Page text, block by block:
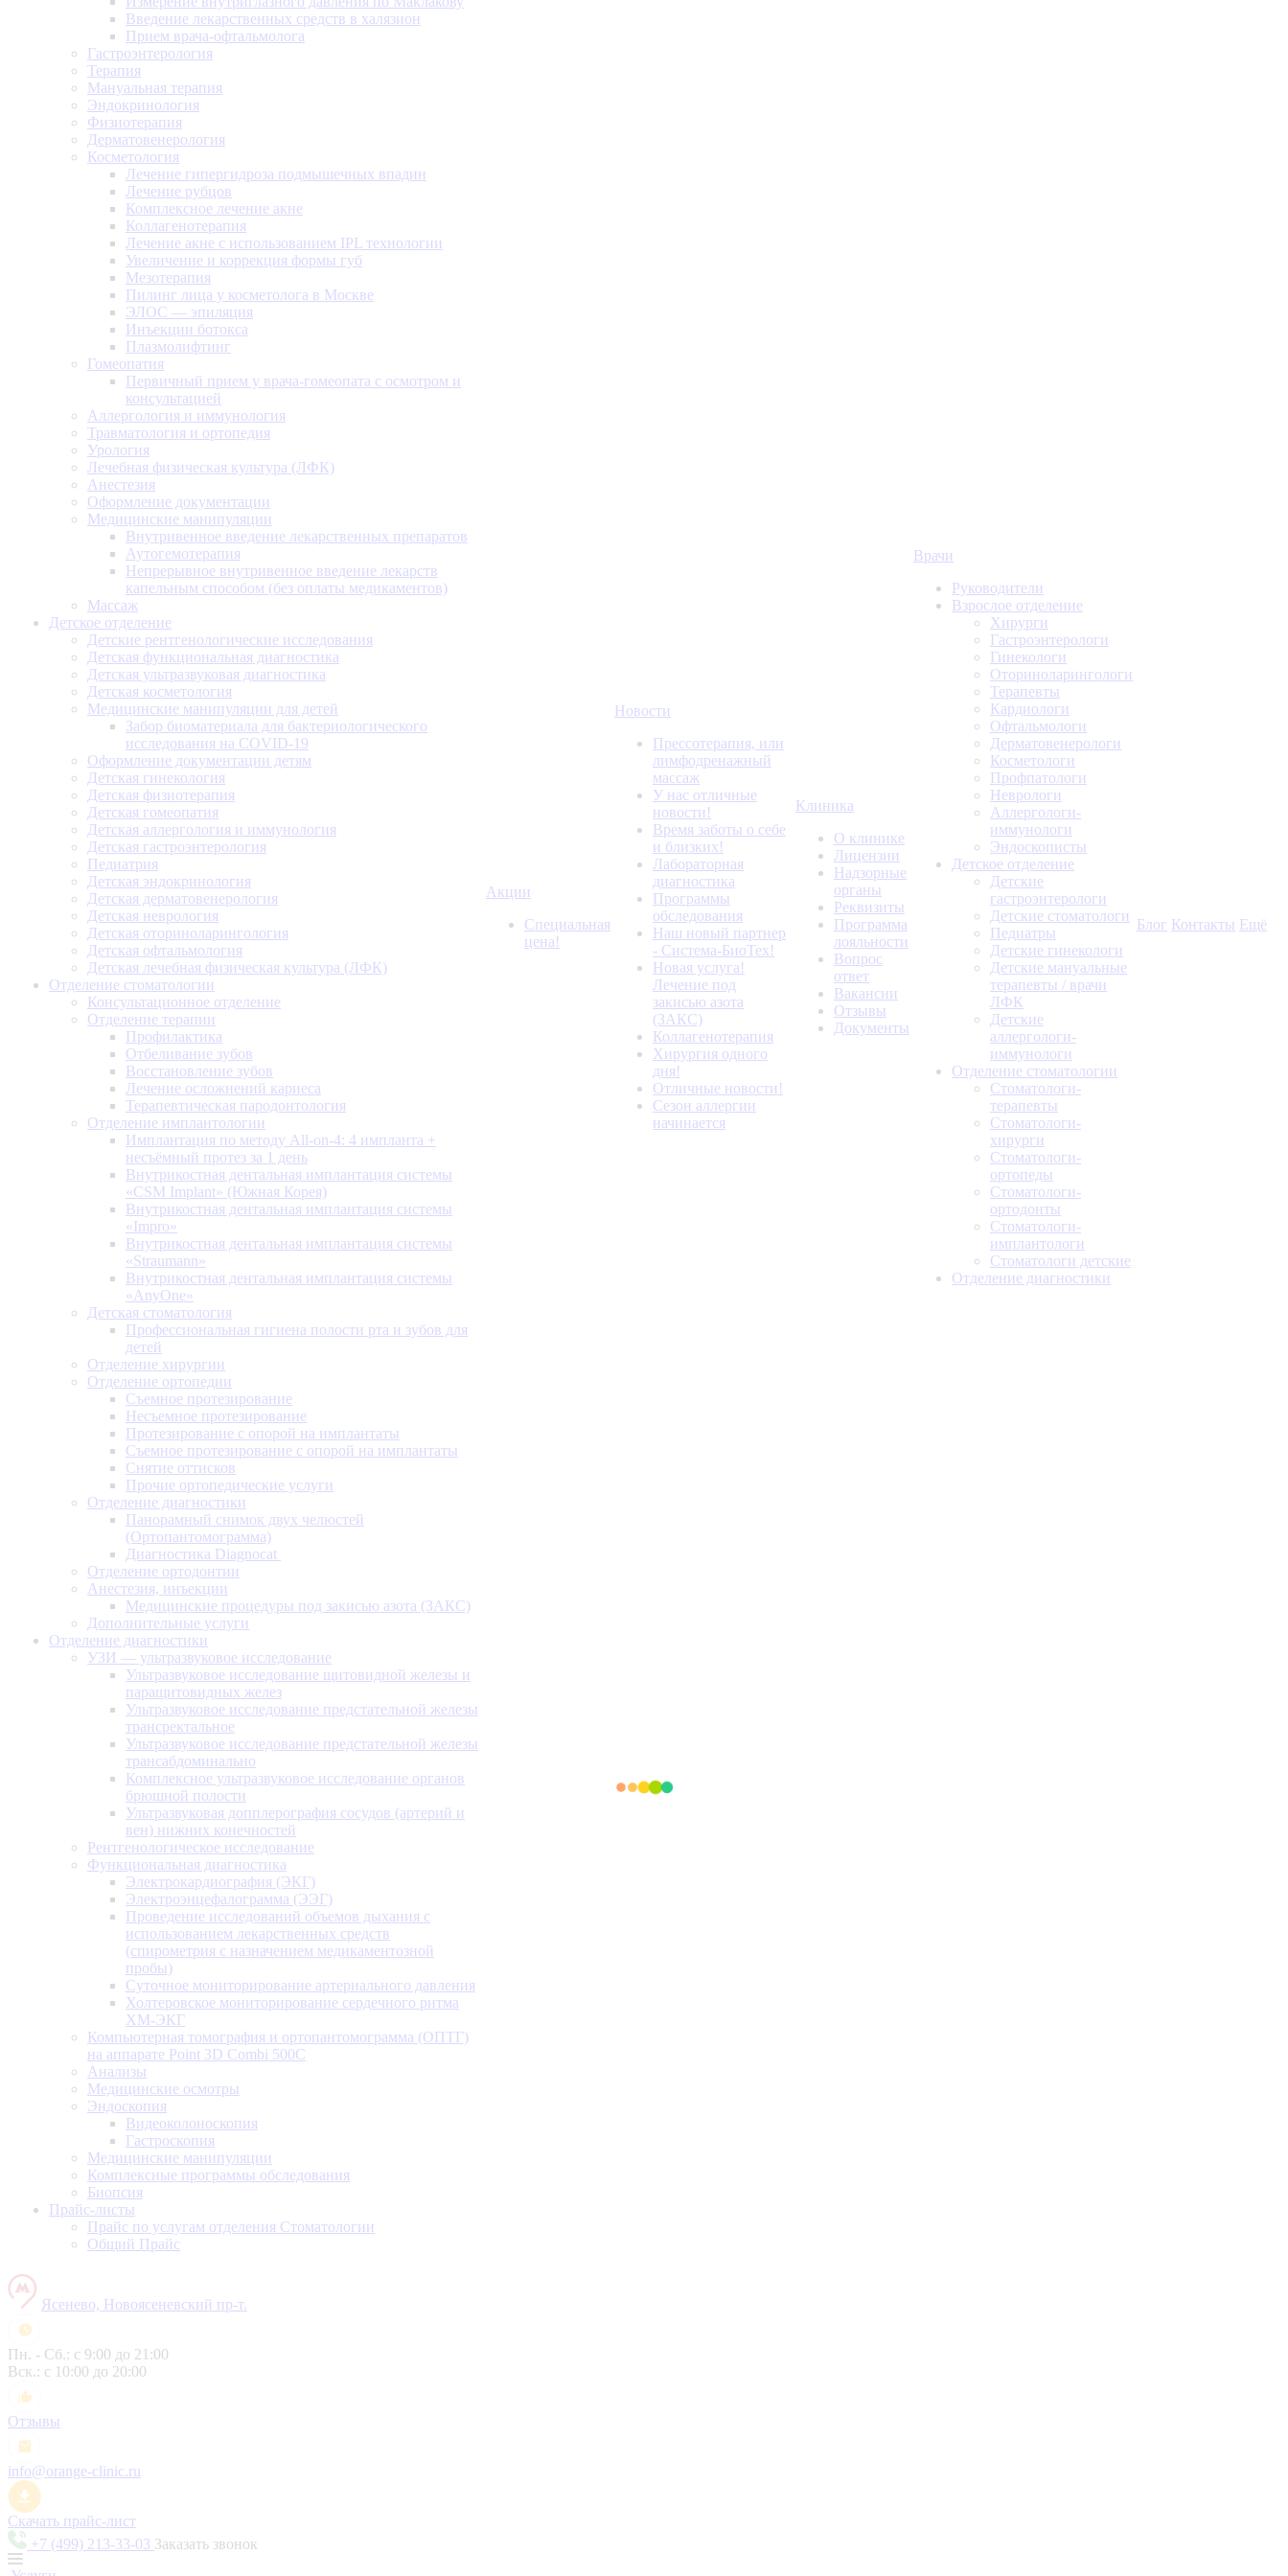
Введение лекарственных средств в халязион
Прием врача-офтальмолога
Гастроэнтерология
Терапия
Мануальная терапия
Эндокринология
Физиотерапия
Дерматовенерология
Косметология
Лечение гипергидроза подмышечных впадин
Лечение рубцов
Комплексное лечение акне
Коллагенотерапия
Лечение акне с использованием IPL технологии
Увеличение и коррекция формы губ
Мезотерапия
Пилинг лица у косметолога в Москве
ЭЛОС — эпиляция
Инъекции ботокса
Плазмолифтинг
Гомеопатия
Первичный прием у врача-гомеопата с осмотром и
консультацией
Аллергология и иммунология
Травматология и ортопедия
Урология
Лечебная физическая культура (ЛФК)
Анестезия
Оформление документации
Медицинские манипуляции
Внутривенное введение лекарственных препаратов
Аутогемотерапия
Непрерывное внутривенное введение лекарств
капельным способом (без оплаты медикаментов)
Массаж
Детское отделение
Детские рентгенологические исследования
Детская функциональная диагностика
Детская ультразвуковая диагностика
Детская косметология
Медицинские манипуляции для детей
Забор биоматериала для бактериологического
исследования на COVID-19
Оформление документации детям
Детская гинекология
Детская физиотерапия
Детская гомеопатия
Детская аллергология и иммунология
Детская гастроэнтерология
Педиатрия
Детская эндокринология
Детская дерматовенерология
Детская неврология
Детская оториноларингология
Детская офтальмология
Детская лечебная физическая культура (ЛФК)
Отделение стоматологии
Консультационное отделение
Отделение терапии
Профилактика
Отбеливание зубов
Восстановление зубов
Лечение осложнений кариеса
Терапевтическая пародонтология
Отделение имплантологии
Имплантация по методу All-on-4: 4 импланта +
несъёмный протез за 1 день
Внутрикостная дентальная имплантация системы
«CSM Implant» (Южная Корея)
Внутрикостная дентальная имплантация системы
«Impro»
Внутрикостная дентальная имплантация системы
«Straumann»
Внутрикостная дентальная имплантация системы
«AnyOne»
Детская стоматология
Профессиональная гигиена полости рта и зубов для
детей
Отделение хирургии
Отделение ортопедии
Съемное протезирование
Несъемное протезирование
Протезирование с опорой на имплантаты
Съемное протезирование с опорой на имплантаты
Снятие оттисков
Прочие ортопедические услуги
Отделение диагностики
Панорамный снимок двух челюстей
(Ортопантомограмма)
Диагностика Diagnocat
Отделение ортодонтии
Анестезия, инъекции
Медицинские процедуры под закисью азота (ЗАКС)
Дополнительные услуги
Отделение диагностики
УЗИ — ультразвуковое исследование
Ультразвуковое исследование щитовидной железы и
паращитовидных желез
Ультразвуковое исследование предстательной железы
трансректальное
Ультразвуковое исследование предстательной железы
трансабдоминально
Комплексное ультразвуковое исследование органов
брюшной полости
Ультразвуковая допплерография сосудов (артерий и
вен) нижних конечностей
Рентгенологическое исследование
Функциональная диагностика
Электрокардиография (ЭКГ)
Электроэнцефалограмма (ЭЭГ)
Проведение исследований объемов дыхания с
использованием лекарственных средств
(спирометрия с назначением медикаментозной
пробы)
Суточное мониторирование артериального давления
Холтеровское мониторирование сердечного ритма
ХМ-ЭКГ
Компьютерная томография и ортопантомограмма (ОПТГ)
на аппарате Point 3D Combi 500C
Анализы
Медицинские осмотры
Эндоскопия
Видеоколоноскопия
Гастроскопия
Медицинские манипуляции
Комплексные программы обследования
Биопсия
Прайс-листы
Прайс по услугам отделения Стоматологии
Общий Прайс
Акции
Специальная
цена!
Новости
Прессотерапия, или
лимфодренажный
массаж
У нас отличные
новости!
Время заботы о себе
и близких!
Лабораторная
диагностика
Программы
обследования
Наш новый партнер
- Система-БиоТех!
Новая услуга!
Лечение под
закисью азота
(ЗАКС)
Коллагенотерапия
Хирургия одного
дня!
Отличные новости!
Сезон аллергии
начинается
Клиника
О клинике
Лицензии
Надзорные
органы
Реквизиты
Программа
лояльности
Вопрос
ответ
Вакансии
Отзывы
Документы
Врачи
Руководители
Взрослое отделение
Хирурги
Гастроэнтерологи
Гинекологи
Оториноларингологи
Терапевты
Кардиологи
Офтальмологи
Дерматовенерологи
Косметологи
Профпатологи
Неврологи
Аллергологи-
иммунологи
Эндоскописты
Детское отделение
Детские
гастроэнтерологи
Детские стоматологи
Педиатры
Детские гинекологи
Детские мануальные
терапевты / врачи
ЛФК
Детские
аллергологи-
иммунологи
Отделение стоматологии
Стоматологи-
терапевты
Стоматологи-
хирурги
Стоматологи-
ортопеды
Стоматологи-
ортодонты
Стоматологи-
имплантологи
Стоматологи детские
Отделение диагностики
Блог Контакты Ещё
Ясенево, Новоясеневский пр-т.
Пн. - Сб.: с 9:00 до 21:00
Вск.: с 10:00 до 20:00
Отзывы
info@orange-clinic.ru
Скачать прайс-лист
+7 (499) 213-33-03 Заказать звонок